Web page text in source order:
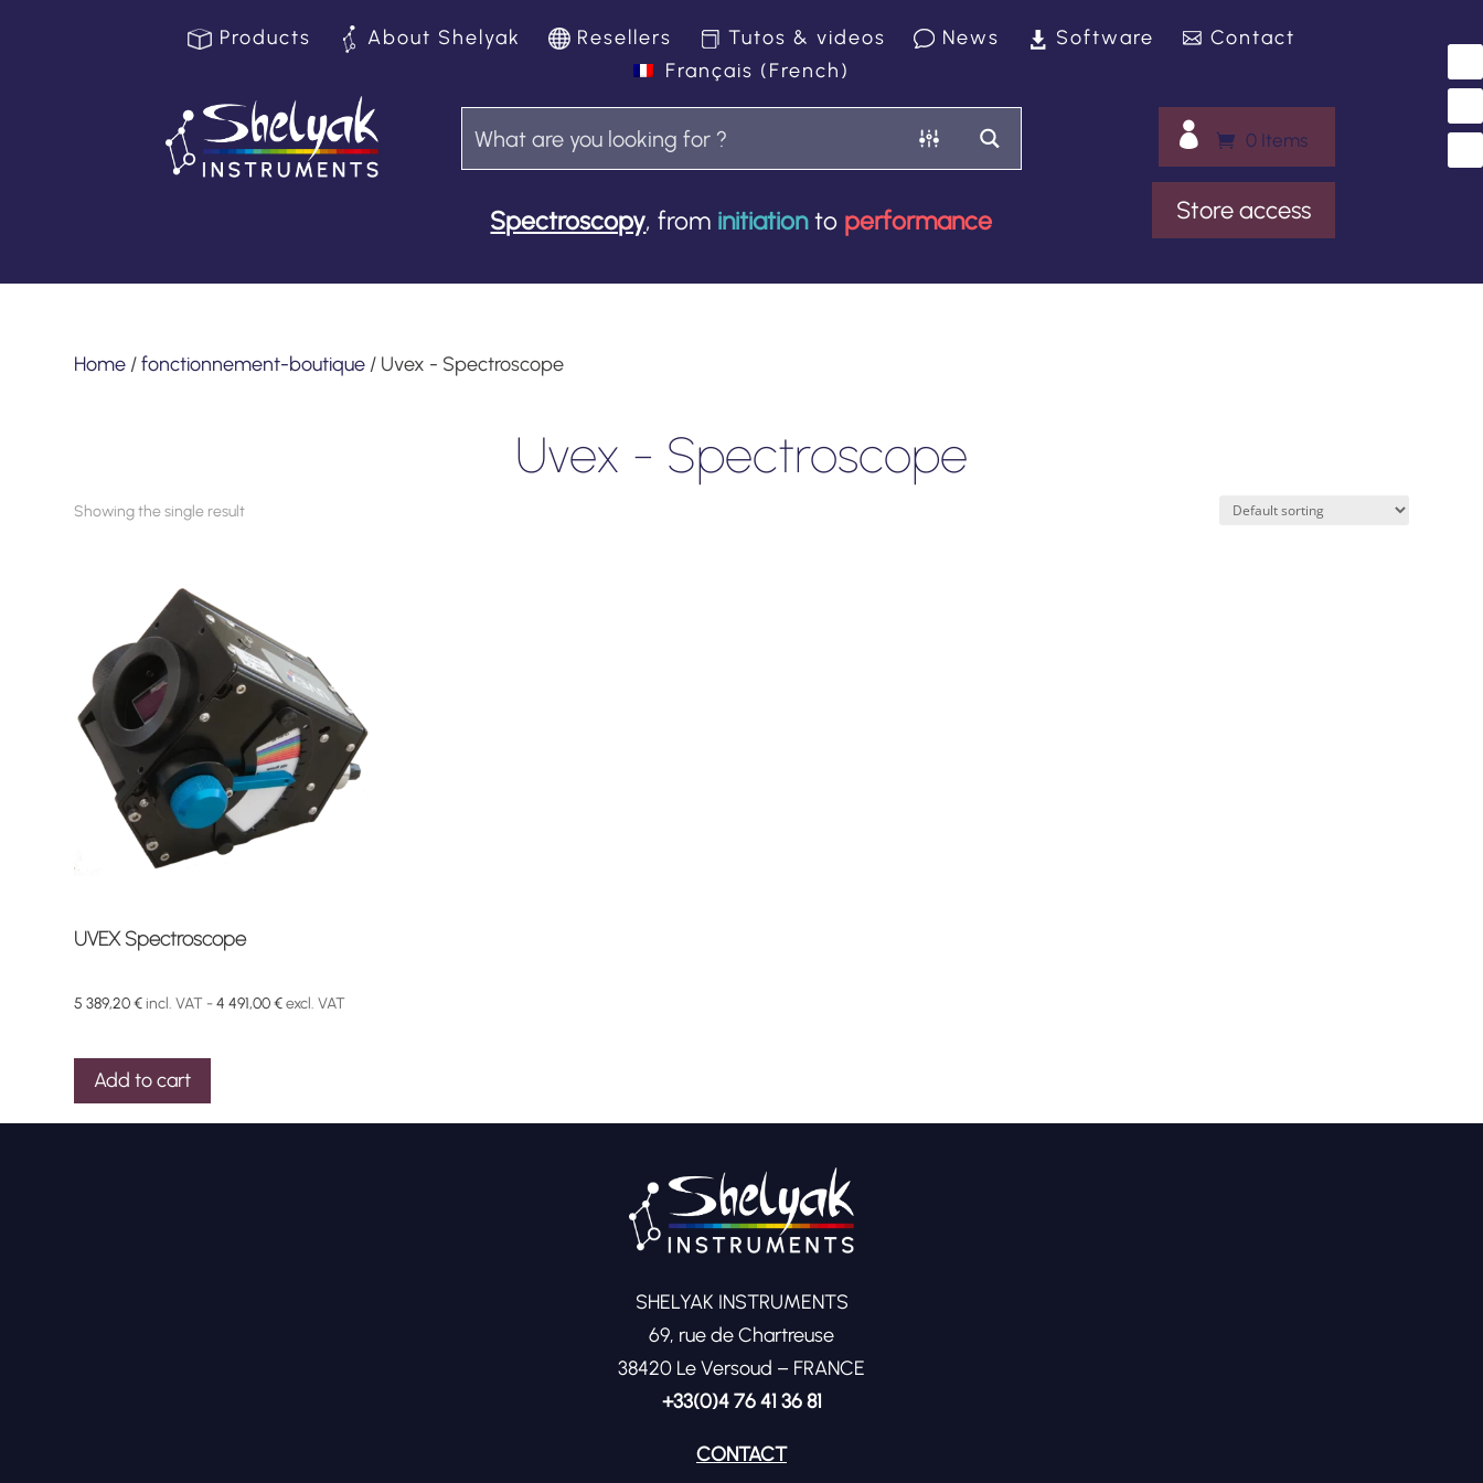
Products About Shelyak Resellers Tutos & videos News Software
Contact
Français (French)
Spectroscopy, from initiationto performance
 0 Items
Store access
Home /fonctionnement-boutique / Uvex - Spectroscope
Uvex - Spectroscope
Showing the single result
UVEX Spectroscope
5 389,20€incl. VAT -4 491,00€excl. VAT
Add to cart
SHELYAK INSTRUMENTS
69, rue de Chartreuse
38420 Le Versoud – FRANCE
+33(0)4 76 41 36 81
CONTACT